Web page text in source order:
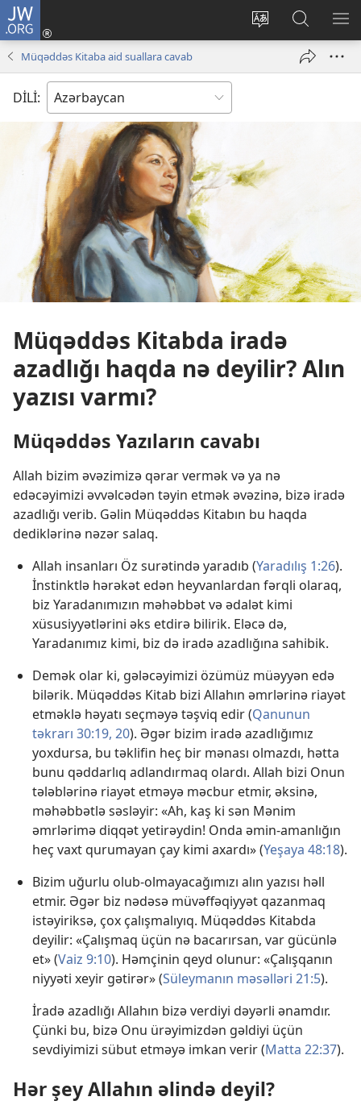
JW.ORG
Saytın
Daxil
JW.ORG-
da
axtarın
Müqəddəs Kitaba aid suallara cavab
DİLİ:
Müqəddəs Kitabda iradə
azadlığı haqda nə deyilir? Alın
yazısı varmı?
Müqəddəs Yazıların cavabı
Allah bizim əvəzimizə qərar vermək və ya nə
edəcəyimizi əvvəlcədən təyin etmək əvəzinə, bizə iradə
azadlığı verib. Gəlin Müqəddəs Kitabın bu haqda
dediklərinə nəzər salaq.
Allah insanları Öz surətində yaradıb (Yaradılış 1:26).
İnstinktlə hərəkət edən heyvanlardan fərqli olaraq,
biz Yaradanımızın məhəbbət və ədalət kimi
xüsusiyyətlərini əks etdirə bilirik. Eləcə də,
Yaradanımız kimi, biz də iradə azadlığına sahibik.
Demək olar ki, gələcəyimizi özümüz müəyyən edə
bilərik. Müqəddəs Kitab bizi Allahın əmrlərinə riayət
etməklə həyatı seçməyə təşviq edir (Qanunun
təkrarı 30:19, 20). Əgər bizim iradə azadlığımız
yoxdursa, bu təklifin heç bir mənası olmazdı, hətta
bunu qəddarlıq adlandırmaq olardı. Allah bizi Onun
tələblərinə riayət etməyə məcbur etmir, əksinə,
məhəbbətlə səsləyir: «Ah, kaş ki sən Mənim
əmrlərimə diqqət yetirəydin! Onda əmin-amanlığın
heç vaxt qurumayan çay kimi axardı» (Yeşaya 48:18).
Bizim uğurlu olub-olmayacağımızı alın yazısı həll
etmir. Əgər biz nədəsə müvəffəqiyyət qazanmaq
istəyiriksə, çox çalışmalıyıq. Müqəddəs Kitabda
deyilir: «Çalışmaq üçün nə bacarırsan, var gücünlə
et» (Vaiz 9:10). Həmçinin qeyd olunur: «Çalışqanın
niyyəti xeyir gətirər» (Süleymanın məsəlləri 21:5).
İradə azadlığı Allahın bizə verdiyi dəyərli ənamdır.
Çünki bu, bizə Onu ürəyimizdən gəldiyi üçün
sevdiyimizi sübut etməyə imkan verir (Matta 22:37).
Hər şey Allahın əlində deyil?